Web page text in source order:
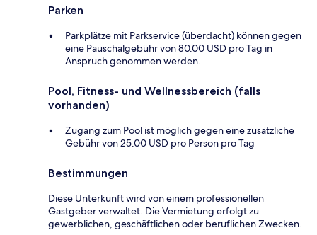
Parken
Parkplätze mit Parkservice (überdacht) können gegen
eine Pauschalgebühr von 80.00 USD pro Tag in
Anspruch genommen werden.
Pool, Fitness- und Wellnessbereich (falls
vorhanden)
Zugang zum Pool ist möglich gegen eine zusätzliche
Gebühr von 25.00 USD pro Person pro Tag
Bestimmungen
Diese Unterkunft wird von einem professionellen
Gastgeber verwaltet. Die Vermietung erfolgt zu
gewerblichen, geschäftlichen oder beruflichen Zwecken.